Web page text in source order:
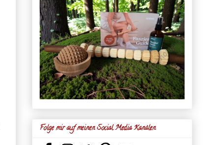
Folge mir auf meinen Social Media Kanälen